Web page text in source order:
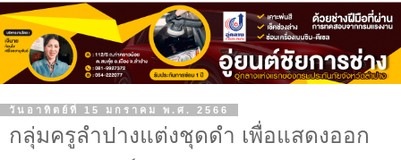
วันอาทิตย์ที่ 15 มกราคม พ.ศ. 2566
กลุ่มครูลำปางแต่งชุดดำ เพื่อแสดงออก